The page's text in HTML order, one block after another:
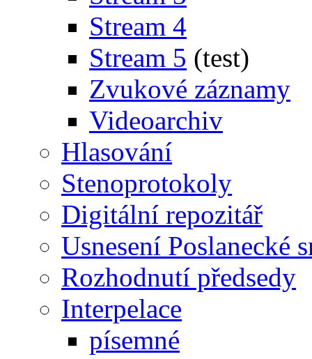
Stream 4
Stream 5 (test)
Zvukové záznamy
Videoarchiv
Hlasování
Stenoprotokoly
Digitální repozitář
Usnesení Poslanecké
Rozhodnutí předsedy
Interpelace
písemné